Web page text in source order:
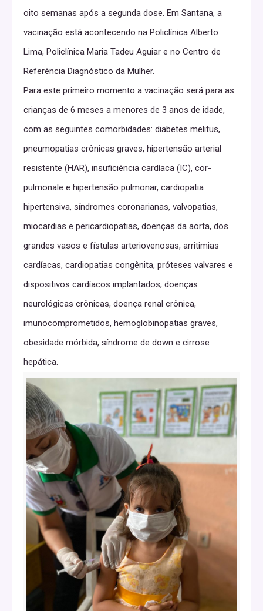
oito semanas após a segunda dose. Em Santana, a
vacinação está acontecendo na Policlínica Alberto
Lima, Policlínica Maria Tadeu Aguiar e no Centro de
Referência Diagnóstico da Mulher.
Para este primeiro momento a vacinação será para as
crianças de 6 meses a menores de 3 anos de idade,
com as seguintes comorbidades: diabetes melitus,
pneumopatias crônicas graves, hipertensão arterial
resistente (HAR), insuficiência cardíaca (IC), cor-
pulmonale e hipertensão pulmonar, cardiopatia
hipertensiva, síndromes coronarianas, valvopatias,
miocardias e pericardiopatias, doenças da aorta, dos
grandes vasos e fístulas arteriovenosas, arritimias
cardíacas, cardiopatias congênita, próteses valvares e
dispositivos cardíacos implantados, doenças
neurológicas crônicas, doença renal crônica,
imunocomprometidos, hemoglobinopatias graves,
obesidade mórbida, síndrome de down e cirrose
hepática.